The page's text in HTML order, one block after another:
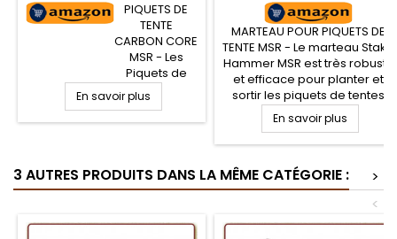
PIQUETS DE
TENTE
CARBON CORE
MSR - Les
Piquets de
tente ultra
léger et
robuste, les
MSR allient
ultra
En savoir plus
MARTEAU POUR PIQUETS DE
TENTE MSR - Le marteau Stake
Hammer MSR est très robuste
et efficace pour planter et
sortir les piquets de tentes
randonnée légère MSR, et
cela en toutes situations,
même sur sols rocailleux.
les piquets sans riper, et dos
pied de biche. Décapsuleur
En savoir plus
3 AUTRES PRODUITS DANS LA MÊME CATÉGORIE :
>
<